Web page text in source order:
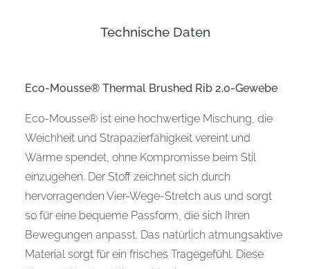
Technische Daten
Eco-Mousse® Thermal Brushed Rib 2.0-Gewebe
Eco-Mousse® ist eine hochwertige Mischung, die
Weichheit und Strapazierfähigkeit vereint und
Wärme spendet, ohne Kompromisse beim Stil
einzugehen. Der Stoff zeichnet sich durch
hervorragenden Vier-Wege-Stretch aus und sorgt
so für eine bequeme Passform, die sich Ihren
Bewegungen anpasst. Das natürlich atmungsaktive
Material sorgt für ein frisches Tragegefühl. Diese